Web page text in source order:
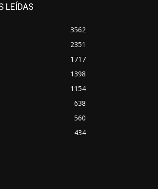
LEÍDAS
3562
2351
1717
1398
1154
638
560
434